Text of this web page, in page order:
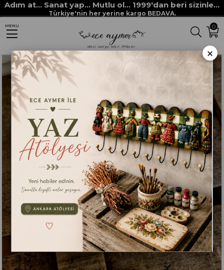
Adım at... Sanat yap... Mutlu ol... 1999'dan beri sizinle...
Türkiye'nin her yerine kargo BEDAVA.
0
MENU
Anasayfa BOYAMA ANA MALZEMELERİ Yardımcı Malzemeler
Silikon Kalıplar ECE AYMER ÇAYDANLIK SİLİKON KALIP
×